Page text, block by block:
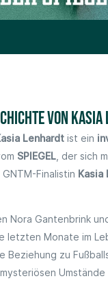
von
Lenhardtist ein
SPIEGEL, der sich
Finalistin Kasia
Nora Gantenbrink
letzten Monate im
Beziehung zu
Umstände